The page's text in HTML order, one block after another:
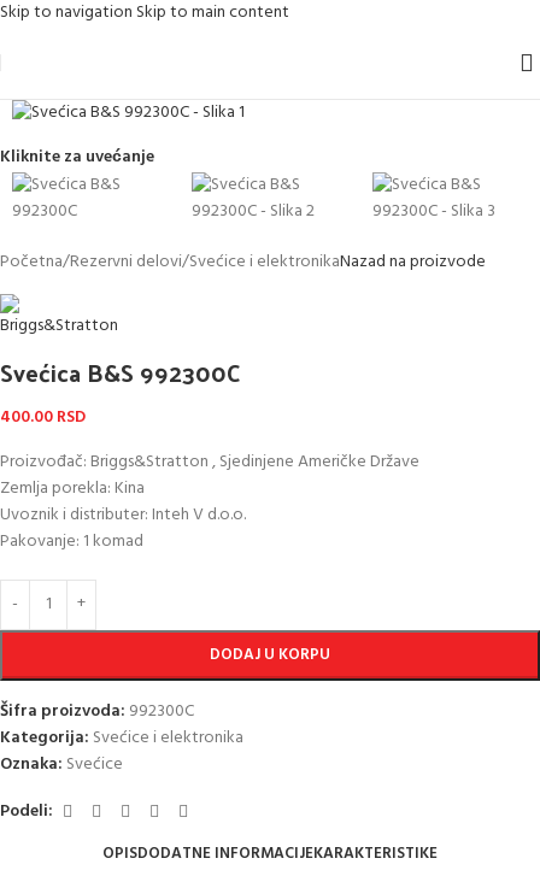
Skip to navigation Skip to main content
Kliknite za uvećanje
Početna/Rezervni delovi/Svećice i elektronikaNazad na proizvode
Svećica B&S 992300C
400.00RSD
Proizvođač: Briggs&Stratton , Sjedinjene Američke Države
Zemlja porekla: Kina
Uvoznik i distributer: Inteh V d.o.o.
Pakovanje: 1 komad
DODAJ U KORPU
Šifra proizvoda: 992300C
Kategorija: Svećice i elektronika
Oznaka: Svećice
Podeli:
OPISDODATNE INFORMACIJEKARAKTERISTIKE